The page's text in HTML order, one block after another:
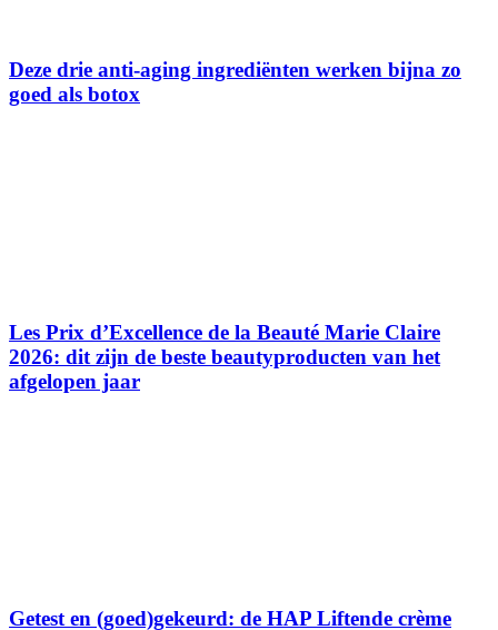
Deze drie anti-aging ingrediënten werken bijna zo
goed als botox
Les Prix d’Excellence de la Beauté Marie Claire
2026: dit zijn de beste beautyproducten van het
afgelopen jaar
Getest en (goed)gekeurd: de HAP Liftende crème